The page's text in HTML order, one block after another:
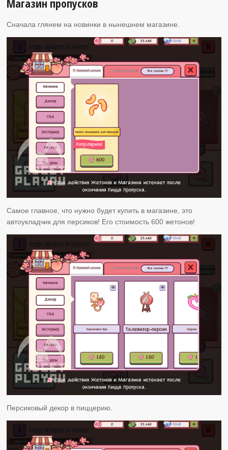
Сначала глянем на новинки в нынешнем магазине.
Самое главное, что нужно будет купить в магазине, это
автоукладчик для персиков! Его стоимость 600 жетонов!
Персиковый декор в пиццерию.